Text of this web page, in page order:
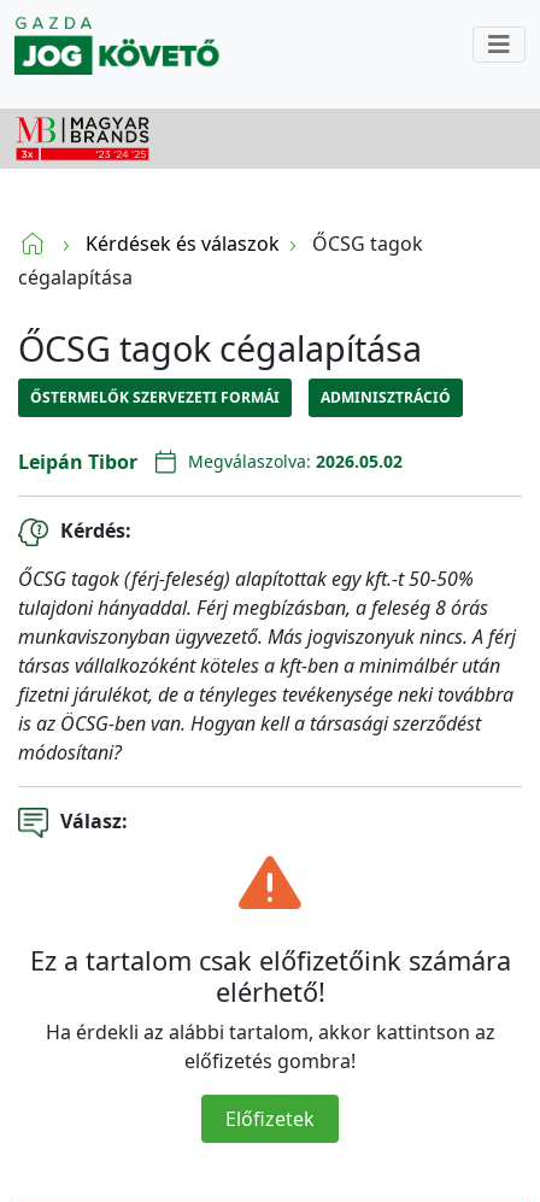
Kérdések és válaszok
ŐCSG tagok
cégalapítása
ŐCSG tagok cégalapítása
ŐSTERMELŐK SZERVEZETI FORMÁI ADMINISZTRÁCIÓ
Leipán Tibor Megválaszolva: 2026.05.02
Kérdés:
ŐCSG tagok (férj-feleség) alapítottak egy kft.-t 50-50%
tulajdoni hányaddal. Férj megbízásban, a feleség 8 órás
munkaviszonyban ügyvezető. Más jogviszonyuk nincs. A férj
társas vállalkozóként köteles a kft-ben a minimálbér után
fizetni járulékot, de a tényleges tevékenysége neki továbbra
is az ÖCSG-ben van. Hogyan kell a társasági szerződést
módosítani?
Válasz:
Ez a tartalom csak előfizetőink számára
elérhető!
Ha érdekli az alábbi tartalom, akkor kattintson az
előfizetés gombra!
Előfizetek